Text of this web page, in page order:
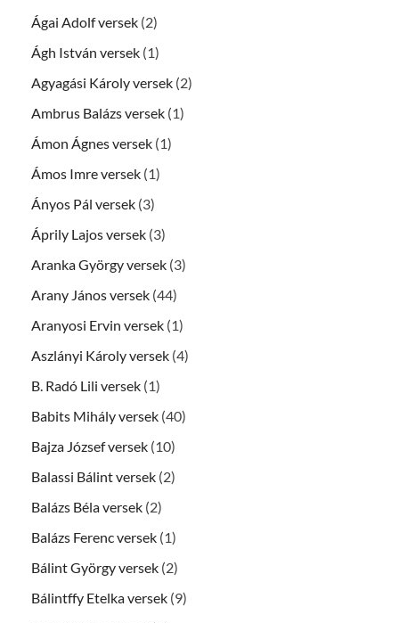
Ágai Adolf versek (2)
Ágh István versek (1)
Agyagási Károly versek (2)
Ambrus Balázs versek (1)
Ámon Ágnes versek (1)
Ámos Imre versek (1)
Ányos Pál versek (3)
Áprily Lajos versek (3)
Aranka György versek (3)
Arany János versek (44)
Aranyosi Ervin versek (1)
Aszlányi Károly versek (4)
B. Radó Lili versek (1)
Babits Mihály versek (40)
Bajza József versek (10)
Balassi Bálint versek (2)
Balázs Béla versek (2)
Balázs Ferenc versek (1)
Bálint György versek (2)
Bálintffy Etelka versek (9)